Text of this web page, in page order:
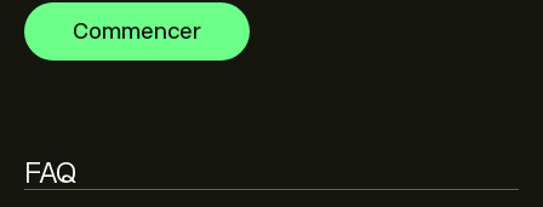
Commencer
FAQ
mouvements de prix futurs.